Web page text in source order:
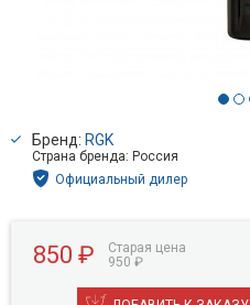
Бренд: RGK
Страна бренда: Россия
Официальный дилер
850 ₽
Старая цена
950 ₽